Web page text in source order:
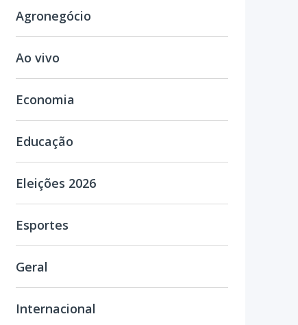
Agronegócio
Ao vivo
Economia
Educação
Eleições 2026
Esportes
Geral
Internacional